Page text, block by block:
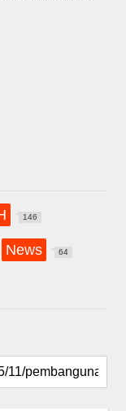
146
News 64